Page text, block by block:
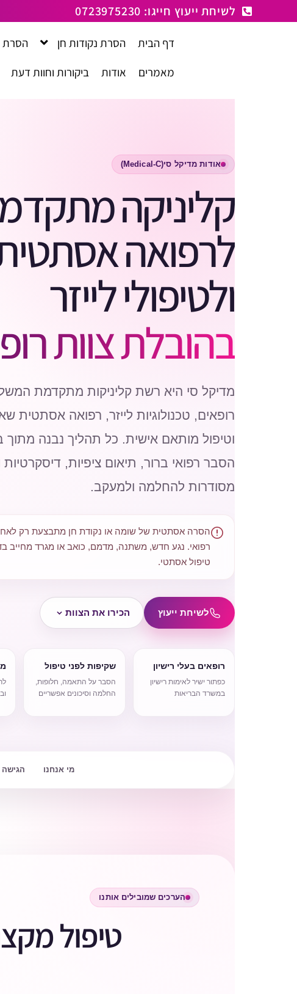
לשיחת ייעוץ חייגו: 0723975230
דף הבית הסרת נקודות חן הסרת
מאמרים
אודות ביקורות וחוות דעת
אודות מדיקל סי(Medical-C)
קליניקה
לרפואה
ולטיפולי לייזר
בהובלת צוות
מדיקל סי היא רשת קליניקות מתקדמת
רופאים, טכנולוגיות לייזר, רפואה אסתטית
וטיפול מותאם אישית. כל תהליך נבנה
הסבר רפואי ברור, תיאום ציפיות, דיסקרטיות
מסודרות להחלמה ולמעקב.
הסרה אסתטית של שומה או נקודת חן מתבצעת רק
רפואי. נגע חדש, משתנה, מדמם, כואב או מגרד מחייב
טיפול אסתטי.
לשיחת ייעוץ הכירו את הצוות
רופאים בעלי רישיון
כפתור ישיר לאימות רישיון
במשרד הבריאות
שקיפות לפני טיפול
הסבר על התאמה, חלופות,
החלמה וסיכונים אפשריים
מי אנחנו הגישה
הערכים שמובילים אותנו
טיפול